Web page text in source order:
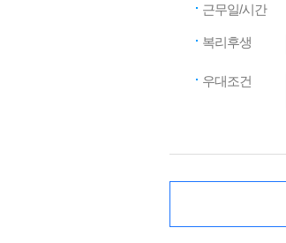
근무일/시간
복리후생
우대조건